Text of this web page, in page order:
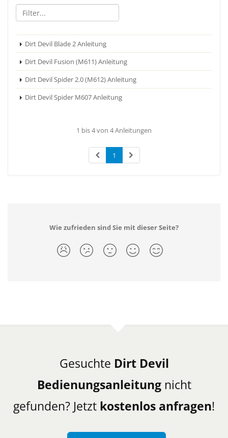
Dirt Devil Blade 2 Anleitung
Dirt Devil Fusion (M611) Anleitung
Dirt Devil Spider 2.0 (M612) Anleitung
Dirt Devil Spider M607 Anleitung
1 bis 4 von 4 Anleitungen
1
Wie zufrieden sind Sie mit dieser Seite?
Gesuchte Dirt Devil
Bedienungsanleitungnicht
gefunden? Jetzt kostenlos anfragen!